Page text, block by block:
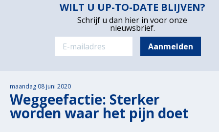
WILT U UP-TO-DATE BLIJVEN?
Schrijf u dan hier in voor onze
nieuwsbrief.
maandag 08 juni 2020
Weggeefactie: Sterker
worden waar het pijn doet